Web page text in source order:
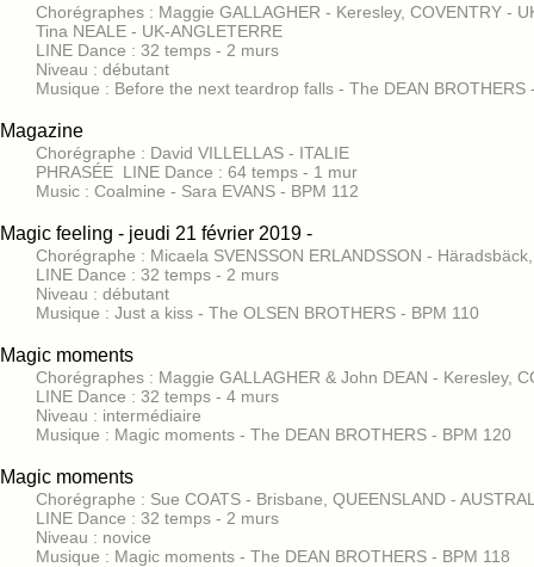
Chorégraphes : Maggie GALLAGHER - Keresley, COVENTRY -
Tina NEALE - UK-ANGLETERRE
LINE Dance : 32 temps - 2 murs
Niveau : débutant
Musique : Before the next teardrop falls - The DEAN BROTHERS
Magazine
Chorégraphe : David VILLELLAS - ITALIE
PHRASÉE LINE Dance : 64 temps - 1 mur
Music : Coalmine - Sara EVANS - BPM 112
Magic feeling - jeudi 21 février 2019 -
Chorégraphe : Micaela SVENSSON ERLANDSSON -
LINE Dance : 32 temps - 2 murs
Niveau : débutant
Musique : Just a kiss - The OLSEN BROTHERS - BPM 110
Magic moments
Chorégraphes : Maggie GALLAGHER & John DEAN - Keresley,
LINE Dance : 32 temps - 4 murs
Niveau : intermédiaire
Musique : Magic moments - The DEAN BROTHERS - BPM 120
Magic moments
Chorégraphe : Sue COATS - Brisbane, QUEENSLAND -
LINE Dance : 32 temps - 2 murs
Niveau : novice
Musique : Magic moments - The DEAN BROTHERS - BPM 118